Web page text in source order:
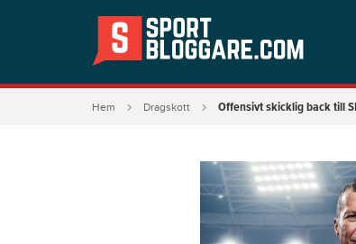
Hem Dragskott Offensivt skicklig back till